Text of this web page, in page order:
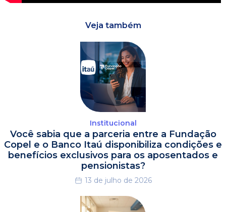
Veja também
Institucional
Você sabia que a parceria entre a Fundação
Copel e o Banco Itaú disponibiliza condições e
benefícios exclusivos para os aposentados e
pensionistas?
13 de julho de 2026